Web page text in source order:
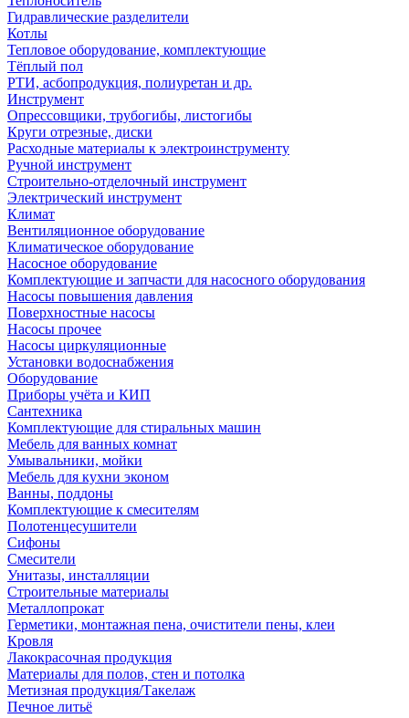
Гидравлические разделители
Котлы
Тепловое оборудование, комплектующие
Тёплый пол
РТИ, асбопродукция, полиуретан и др.
Инструмент
Опрессовщики, трубогибы, листогибы
Круги отрезные, диски
Расходные материалы к электроинструменту
Ручной инструмент
Строительно-отделочный инструмент
Электрический инструмент
Климат
Вентиляционное оборудование
Климатическое оборудование
Насосное оборудование
Комплектующие и запчасти для насосного оборудования
Насосы повышения давления
Поверхностные насосы
Насосы прочее
Насосы циркуляционные
Установки водоснабжения
Оборудование
Приборы учёта и КИП
Сантехника
Комплектующие для стиральных машин
Мебель для ванных комнат
Умывальники, мойки
Мебель для кухни эконом
Ванны, поддоны
Комплектующие к смесителям
Полотенцесушители
Сифоны
Смесители
Унитазы, инсталляции
Строительные материалы
Металлопрокат
Герметики, монтажная пена, очистители пены, клеи
Кровля
Лакокрасочная продукция
Материалы для полов, стен и потолка
Метизная продукция/Такелаж
Печное литьё